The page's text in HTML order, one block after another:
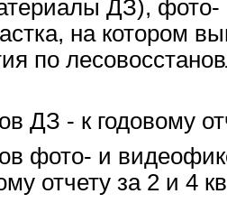
ДЗ),
на котором
по
ДЗ - к годовому
фото- и
отчету за 2 и 4